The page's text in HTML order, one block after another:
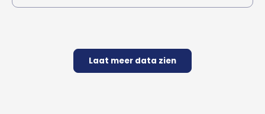
Laat meer data zien